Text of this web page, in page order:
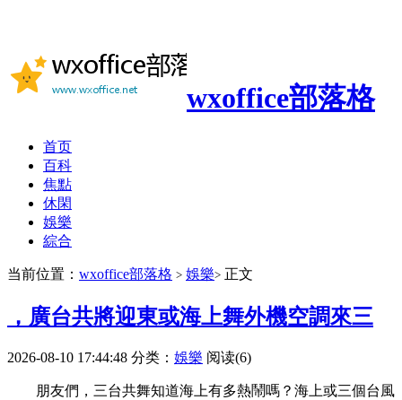
wxoffice部落格
首页
百科
焦點
休閑
娛樂
綜合
当前位置： wxoffice部落格 > 娛樂> 正文
，廣台共將迎東或海上舞外機空調來三
2026-08-10 17:44:48 分类： 娛樂 阅读(6)
朋友們，三台共舞知道海上有多熱鬧嗎？海上或三個台風